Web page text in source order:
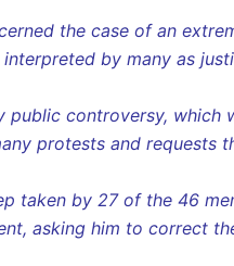
the case of an
by many as
public controversy, which
protests and requests
taken by 27 of the 46
asking him to correct